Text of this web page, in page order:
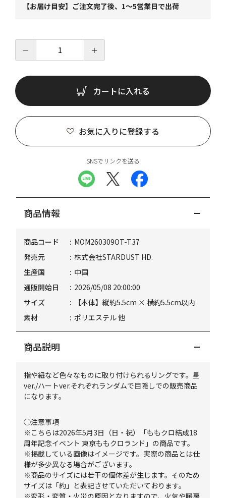
【お届け目安】ご注文完了後、1～5営業日で出荷
－ ＋
カートに入れる
お気に入りに登録する
SNSでリンクを送る
商品情報
商品コード
MOM260309OT-T37
発売元
株式会社STARDUST HD.
生産国
中国
通販開始日
2026/05/08 20:00:00
サイズ
【本体】縦約5.5cm × 横約5.5cm以内
素材
ポリエステル 他
商品説明
指や紐など色々なものに取り付けられるリングです。星
ver./ハートver.それぞれランダムで目隠しでの販売商品
になります。
◯注意事項
※こちらは2026年5月3日（日・祝）「ももクロ結成18
周年記念イベント 東京ももクロランド」の商品です。
※掲載している画像はイメージです。実際の商品とは仕
様が多少異なる場合がございます。
※商品のサイズには若干の個体差が生じます。そのため
サイズは「約」と表記させていただいております。
※変形・変質・火災の原因となりますので、火気や暖房